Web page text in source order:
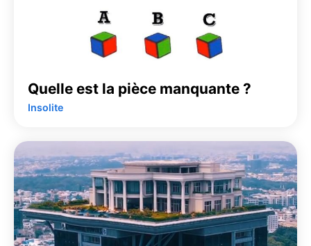
Quelle est la pièce manquante ?
Insolite